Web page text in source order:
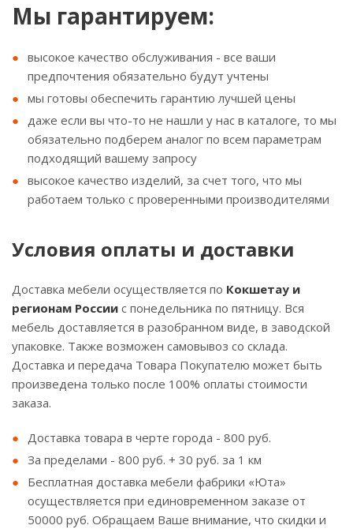
Мы гарантируем:
высокое качество обслуживания - все ваши
предпочтения обязательно будут учтены
мы готовы обеспечить гарантию лучшей цены
даже если вы что-то не нашли у нас в каталоге, то мы
обязательно подберем аналог по всем параметрам
подходящий вашему запросу
высокое качество изделий, за счет того, что мы
работаем только с проверенными производителями
Условия оплаты и доставки
Доставка мебели осуществляется по Кокшетау и
регионам России с понедельника по пятницу. Вся
мебель доставляется в разобранном виде, в заводской
упаковке. Также возможен самовывоз со склада.
Доставка и передача Товара Покупателю может быть
произведена только после 100% оплаты стоимости
заказа.
Доставка товара в черте города - 800 руб.
За пределами - 800 руб. + 30 руб. за 1 км
Бесплатная доставка мебели фабрики «Юта»
осуществляется при единовременном заказе от
50000 руб. Обращаем Ваше внимание, что скидки и